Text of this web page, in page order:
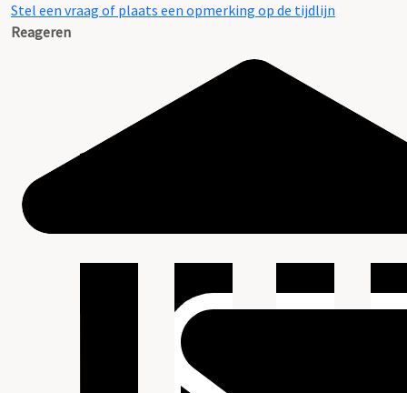
Stel een vraag of plaats een opmerking op de tijdlijn
Reageren